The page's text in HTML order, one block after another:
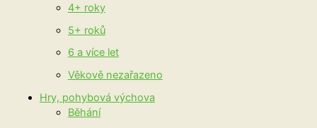
4+ roky
5+ roků
6 a více let
Věkově nezařazeno
Hry, pohybová výchova
Běhání